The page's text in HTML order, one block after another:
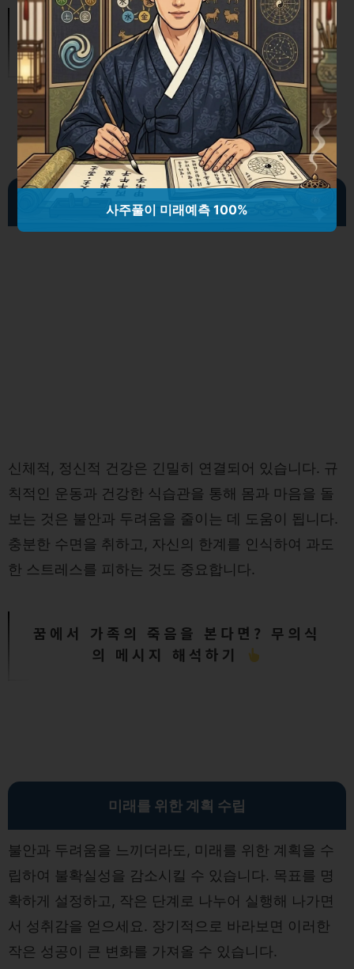
가족 간 부동산 거래 완벽 가이드: 세
금과 절차의 모든 것
자기 돌봄의 중요성
신체적, 정신적 건강은 긴밀히 연결되어 있습니다. 규
칙적인 운동과 건강한 식습관을 통해 몸과 마음을 돌
보는 것은 불안과 두려움을 줄이는 데 도움이 됩니다.
충분한 수면을 취하고, 자신의 한계를 인식하여 과도
한 스트레스를 피하는 것도 중요합니다.
꿈에서 가족의 죽음을 본다면? 무의식
의 메시지 해석하기
미래를 위한 계획 수립
불안과 두려움을 느끼더라도, 미래를 위한 계획을 수
립하여 불확실성을 감소시킬 수 있습니다. 목표를 명
확하게 설정하고, 작은 단계로 나누어 실행해 나가면
서 성취감을 얻으세요. 장기적으로 바라보면 이러한
작은 성공이 큰 변화를 가져올 수 있습니다.
사주풀이 미래예측 100%